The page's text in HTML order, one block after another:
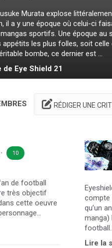
Murata explose
il a y une époque où celui-ci
mangas sportifs. Une époque
les plus folles, soit celle
bombe, ce dernier est ...
Eye Shield 21
RÉDIGER UNE
10
de football
très objectif
cette oeuvre
compte
qu’un
manga)
Lire la